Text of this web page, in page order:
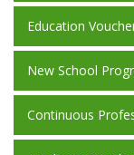
Education
New School
Continuous